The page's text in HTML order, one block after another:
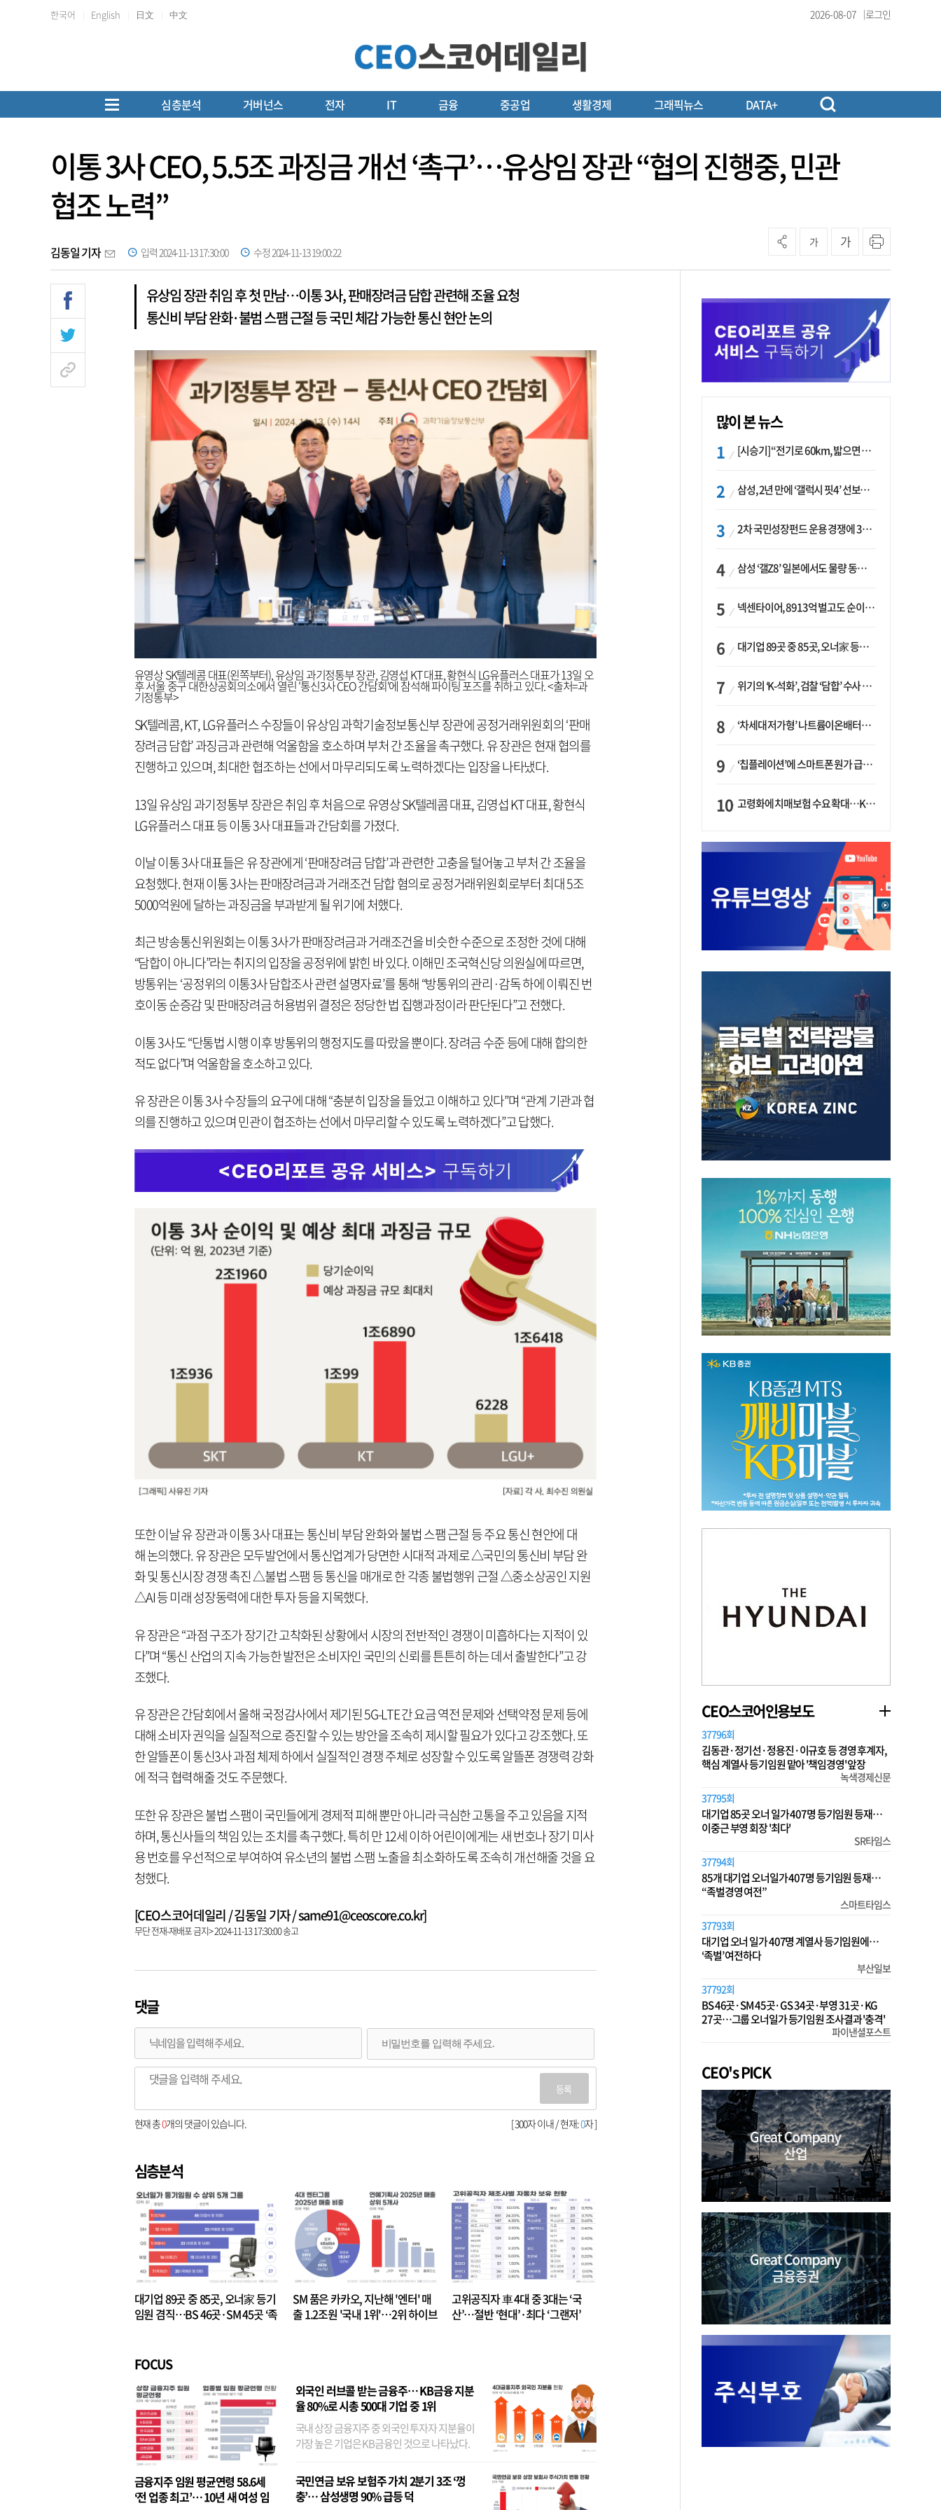
한국어 English 日文 中文 2026-08-07 로그인
심층분석 거버넌스 전자 IT 금융 중공업 생활경제 그래픽뉴스 DATA+
이통 3사 CEO, 5.5조 과징금 개선 ‘촉구’…유상임 장관 “협의 진행중, 민관
협조 노력”
김동일 기자 입력 2024-11-13 17:30:00 수정 2024-11-13 19:00:22
가 가
유상임 장관 취임 후 첫 만남…이통 3사, 판매장려금 담합 관련해 조율 요청
통신비 부담 완화·불범 스팸 근절 등 국민 체감 가능한 통신 현안 논의
유영상 SK텔레콤 대표(왼쪽부터), 유상임 과기정통부 장관, 김영섭 KT 대표, 황현식 LG유플러스 대표가 13일 오
후 서울 중구 대한상공회의소에서 열린 '통신3사 CEO 간담회'에 참석해 파이팅 포즈를 취하고 있다. <출처=과
기정통부>
SK텔레콤, KT, LG유플러스 수장들이 유상임 과학기술정보통신부 장관에 공정거래위원회의 ‘판매
장려금 담합’ 과징금과 관련해 억울함을 호소하며 부처 간 조율을 촉구했다. 유 장관은 현재 협의를
진행하고 있으며, 최대한 협조하는 선에서 마무리되도록 노력하겠다는 입장을 나타냈다.
13일 유상임 과기정통부 장관은 취임 후 처음으로 유영상 SK텔레콤 대표, 김영섭 KT 대표, 황현식
LG유플러스 대표 등 이통 3사 대표들과 간담회를 가졌다.
이날 이통 3사 대표들은 유 장관에게 ‘판매장려금 담합’과 관련한 고충을 털어놓고 부처 간 조율을
요청했다. 현재 이통 3사는 판매장려금과 거래조건 담합 혐의로 공정거래위원회로부터 최대 5조
5000억원에 달하는 과징금을 부과받게 될 위기에 처했다.
최근 방송통신위원회는 이통 3사가 판매장려금과 거래조건을 비슷한 수준으로 조정한 것에 대해
“담합이 아니다”라는 취지의 입장을 공정위에 밝힌 바 있다. 이해민 조국혁신당 의원실에 따르면,
방통위는 ‘공정위의 이통3사 담합조사 관련 설명자료’를 통해 “방통위의 관리·감독 하에 이뤄진 번
호이동 순증감 및 판매장려금 허용범위 결정은 정당한 법 집행과정이라 판단된다”고 전했다.
이통 3사도 “단통법 시행 이후 방통위의 행정지도를 따랐을 뿐이다. 장려금 수준 등에 대해 합의한
적도 없다”며 억울함을 호소하고 있다.
유 장관은 이통 3사 수장들의 요구에 대해 “충분히 입장을 들었고 이해하고 있다”며 “관계 기관과 협
의를 진행하고 있으며 민관이 협조하는 선에서 마무리할 수 있도록 노력하겠다”고 답했다.
또한 이날 유 장관과 이통 3사 대표는 통신비 부담 완화와 불법 스팸 근절 등 주요 통신 현안에 대
해 논의했다. 유 장관은 모두발언에서 통신업계가 당면한 시대적 과제로 △국민의 통신비 부담 완
화 및 통신시장 경쟁 촉진 △불법 스팸 등 통신을 매개로 한 각종 불법행위 근절 △중소상공인 지원
△AI 등 미래 성장동력에 대한 투자 등을 지목했다.
유 장관은 “과점 구조가 장기간 고착화된 상황에서 시장의 전반적인 경쟁이 미흡하다는 지적이 있
다”며 “통신 산업의 지속 가능한 발전은 소비자인 국민의 신뢰를 튼튼히 하는 데서 출발한다”고 강
조했다.
유 장관은 간담회에서 올해 국정감사에서 제기된 5G-LTE 간 요금 역전 문제와 선택약정 문제 등에
대해 소비자 권익을 실질적으로 증진할 수 있는 방안을 조속히 제시할 필요가 있다고 강조했다. 또
한 알뜰폰이 통신3사 과점 체제 하에서 실질적인 경쟁 주체로 성장할 수 있도록 알뜰폰 경쟁력 강화
에 적극 협력해줄 것도 주문했다.
또한 유 장관은 불법 스팸이 국민들에게 경제적 피해 뿐만 아니라 극심한 고통을 주고 있음을 지적
하며, 통신사들의 책임 있는 조치를 촉구했다. 특히 만 12세 이하 어린이에게는 새 번호나 장기 미사
용 번호를 우선적으로 부여하여 유소년의 불법 스팸 노출을 최소화하도록 조속히 개선해줄 것을 요
청했다.
[CEO스코어데일리 / 김동일 기자 / same91@ceoscore.co.kr]
무단 전재-재배포 금지> 2024-11-13 17:30:00 송고
댓글
등록
[ 300자 이내 / 현재:0자 ]
현재 총0개의 댓글이 있습니다.
심층분석
대기업 89곳 중 85곳, 오너家 등기
임원 겸직…BS 46곳·SM 45곳 ‘족
SM 품은 카카오, 지난해 '엔터' 매
출 1.2조원 '국내 1위'…2위 하이브
고위공직자 車 4대 중 3대는 ‘국
산’…절반 ‘현대’·최다 ‘그랜저’
FOCUS
금융지주 임원 평균연령 58.6세
‘전 업종 최고’… 10년 새 여성 임
외국인 러브콜 받는 금융주… KB금융 지분
율 80%로 시총 500대 기업 중 1위
국내 상장 금융지주 중 외국인 투자자 지분율이
가장 높은 기업은 KB금융인 것으로 나타났다.
융이었다. 특히 KB금융은 지난달 말 기준 해외
기관투자자 지분율이...
국민연금 보유 보험주 가치 2분기 3조 ‘껑
충’… 삼성생명 90% 급등 덕
많이 본 뉴스
[시승기] “전기로 60km, 밟으면 462마력”…볼보 XC60 T8의 두 얼굴
삼성, 2년 만에 ‘갤럭시 핏4’ 선보이나…웨어러블 생태계 확장 ‘시동’
2차 국민성장펀드 운용 경쟁에 33개사 몰렸다…신한·하나 등 새 얼굴 대거 합류
삼성 ‘갤Z8’ 일본에서도 물량 동났다…애플 참전 앞두고 선두 수성 ‘시험대’
넥센타이어, 8913억 벌고도 순이익 2억…유럽 세부담에 이익 증발
대기업 89곳 중 85곳, 오너家 등기임원 겸직…BS 46곳·SM 45곳 ‘족벌경영’ 고착화
위기의 ‘K-석화’, 검찰 ‘담합’ 수사 착수…“LG·한화·롯데 등 7개 업체, 8개 제품 가격 담합”
‘차세대 저가형’ 나트륨이온배터리 시대 오나…LG화학·에코프로, 상용화 속도낸다
‘칩플레이션’에 스마트폰 원가 급등…삼성전자, ‘엑시노스’ 채택 확대하나
고령화에 치매보험 수요 확대…KB손보·삼성화재가 ‘시장 주도’
CEO스코어인용보도
37796회
김동관·정기선·정용진·이규호 등 경영 후계자,
핵심 계열사 등기임원 맡아 '책임경영' 앞장
녹색경제신문
37795회
대기업 85곳 오너 일가 407명 등기임원 등재…
이중근 부영 회장 '최다'
SR타임스
37794회
85개 대기업 오너일가 407명 등기임원 등재…
“족벌경영 여전”
스마트타임스
37793회
대기업 오너 일가 407명 계열사 등기임원에…
‘족벌’ 여전하다
부산일보
37792회
BS 46곳·SM 45곳·GS 34곳·부영 31곳·KG
27곳…그룹 오너일가 등기임원 조사결과 '충격'
파이낸셜포스트
CEO's PICK